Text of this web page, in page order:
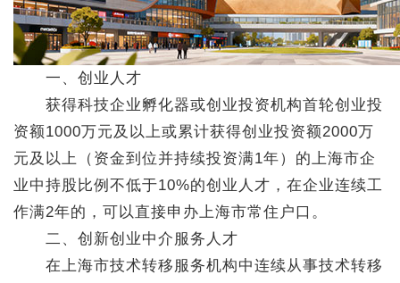
一、创业人才
获得科技企业孵化器或创业投资机构首轮创业投
资额1000万元及以上或累计获得创业投资额2000万
元及以上（资金到位并持续投资满1年）的上海市企
业中持股比例不低于10%的创业人才，在企业连续工
作满2年的，可以直接申办上海市常住户口。
二、创新创业中介服务人才
在上海市技术转移服务机构中连续从事技术转移